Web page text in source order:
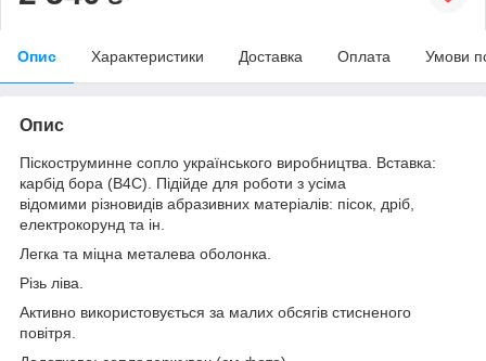
Опис Характеристики Доставка Оплата Умови
Опис
Піскоструминне сопло українського виробництва. Вставка:
карбід бора (В4С). Підійде для роботи з усіма
відомими різновидів абразивних матеріалів: пісок, дріб,
електрокорунд та ін.
Легка та міцна металева оболонка.
Різь ліва.
Активно використовується за малих обсягів стисненого
повітря.